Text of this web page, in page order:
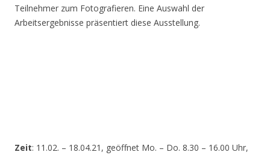
Teilnehmer zum Fotografieren. Eine Auswahl der
Arbeitsergebnisse präsentiert diese Ausstellung.
Zeit: 11.02. – 18.04.21, geöffnet Mo. – Do. 8.30 – 16.00 Uhr,